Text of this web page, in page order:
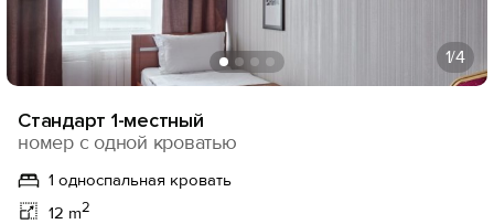
1/4
Стандарт 1-местный
номер с одной кроватью
1 односпальная кровать
12 m2